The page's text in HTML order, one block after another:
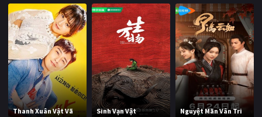
Thanh Xuân Vật Vã Sinh Vạn Vật Nguyệt Mãn Vân Tri